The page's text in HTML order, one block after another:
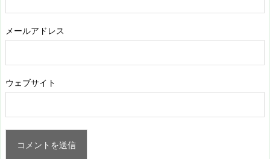
メールアドレス
ウェブサイト